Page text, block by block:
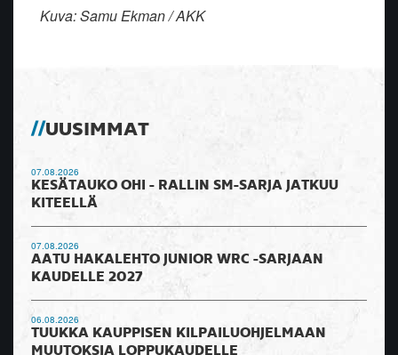
Kuva: Samu Ekman / AKK
UUSIMMAT
07.08.2026
KESÄTAUKO OHI - RALLIN SM-SARJA JATKUU
KITEELLÄ
07.08.2026
AATU HAKALEHTO JUNIOR WRC -SARJAAN
KAUDELLE 2027
06.08.2026
TUUKKA KAUPPISEN KILPAILUOHJELMAAN
MUUTOKSIA LOPPUKAUDELLE